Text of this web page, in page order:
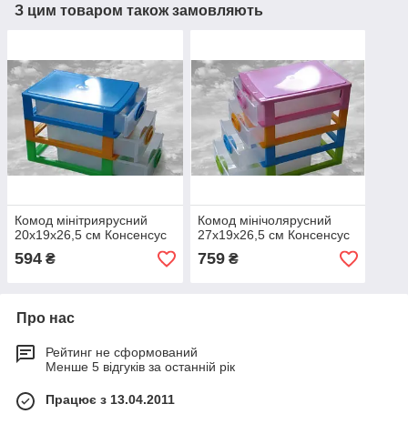
З цим товаром також замовляють
Комод мінітриярусний
20х19х26,5 см Консенсус
594 ₴
Комод мінічолярусний
27х19х26,5 см Консенсус
759₴
Про нас
Рейтинг не сформований
Менше 5 відгуків за останній рік
Працює з 13.04.2011